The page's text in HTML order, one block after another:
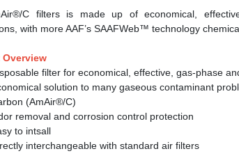
C filters is made up of economical,
with more AAF’s SAAFWeb™ technology
Overview
filter for economical, effective, gas-phase
solution to many gaseous contaminant
(AmAir®/C)
removal and corrosion control protection
to intsall
interchangeable with standard air filters